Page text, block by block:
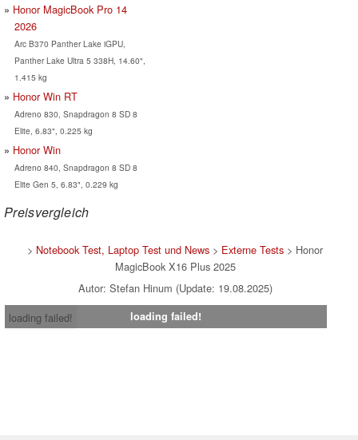
Honor MagicBook Pro 14
2026
Arc B370 Panther Lake iGPU,
Panther Lake Ultra 5 338H, 14.60",
1.415 kg
Honor Win RT
Adreno 830, Snapdragon 8 SD 8
Elite, 6.83", 0.225 kg
Honor Win
Adreno 840, Snapdragon 8 SD 8
Elite Gen 5, 6.83", 0.229 kg
Preisvergleich
> Notebook Test, Laptop Test und News > Externe Tests > Honor
MagicBook X16 Plus 2025
Autor: Stefan Hinum (Update: 19.08.2025)
loading failed!
loading failed!